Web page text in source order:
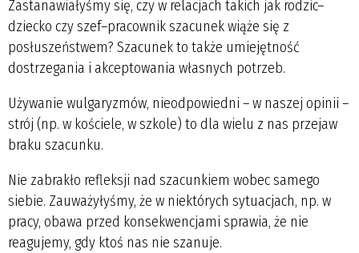
Zastanawiałyśmy się, czy w relacjach takich jak rodzic–
dziecko czy szef–pracownik szacunek wiąże się z
posłuszeństwem? Szacunek to także umiejętność
dostrzegania i akceptowania własnych potrzeb.
Używanie wulgaryzmów, nieodpowiedni – w naszej opinii –
strój (np. w kościele, w szkole) to dla wielu z nas przejaw
braku szacunku.
Nie zabrakło refleksji nad szacunkiem wobec samego
siebie. Zauważyłyśmy, że w niektórych sytuacjach, np. w
pracy, obawa przed konsekwencjami sprawia, że nie
reagujemy, gdy ktoś nas nie szanuje.